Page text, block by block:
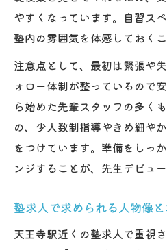
やすくなっています。自習ス
塾内の雰囲気を体感しておく
注意点として、最初は緊張や
ォロー体制が整っているので
ら始めた先輩スタッフの多く
の、少人数制指導やきめ細や
をつけています。準備をしっ
ンジすることが、先生デビュー
塾求人で求められる人物像
天王寺駅近くの塾求人で重視